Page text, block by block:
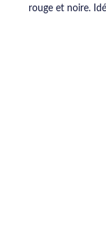
rouge et noire.